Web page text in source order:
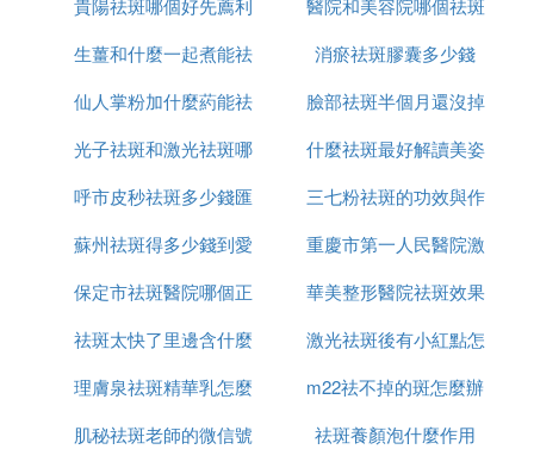
13、白果20個、紅棗15個、白芷9克、珠兒粉15克、
菊花9克、豬胰一個，搗爛拌勻，加以蜂蜜拌勻，入
煎葯鍋蒸。用此葯每晚搽面患部，第二天清早洗去。
面部雀斑
功用 疏肝養陰，補血化瘀。
主治 面部色素沉著。組成 蛇床子 海桐皮 鴉膽子 芙
制用法 共研細末，合上等搽麵粉，每日搽臉1次。
主治 面部雀斑。
治療雀斑方
取鮮姜50克，加入50%酒精500毫升，浸泡15天，外
搽患處，每天4-5次。1例男子雀斑患者，搽葯半月後
貴陽祛斑哪個好先薦利
美康
醫院和美容院哪個祛斑
好
生薑和什麼一起煮能祛
斑
消瘀祛斑膠囊多少錢
仙人掌粉加什麼葯能祛
斑
臉部祛斑半個月還沒掉
痂怎麼辦
光子祛斑和激光祛斑哪
個更安全
什麼祛斑最好解讀美姿
爾
呼市皮秒祛斑多少錢匯
仁京美
三七粉祛斑的功效與作
用是什麼
蘇州祛斑得多少錢到愛
思特簡介
重慶市第一人民醫院激
光祛斑怎麼樣
保定市祛斑醫院哪個正
規
華美整形醫院祛斑效果
怎麼樣
祛斑太快了里邊含什麼
成分
激光祛斑後有小紅點怎
麼回事
理膚泉祛斑精華乳怎麼
用
m22祛不掉的斑怎麼辦
肌秘祛斑老師的微信號
祛斑養顏泡什麼作用